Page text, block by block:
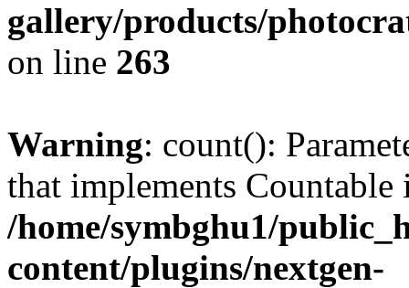
gallery/products/
on line 263
Warning: count():
that implements Countable
/home/symbghu1/
content/plugins/nextgen-